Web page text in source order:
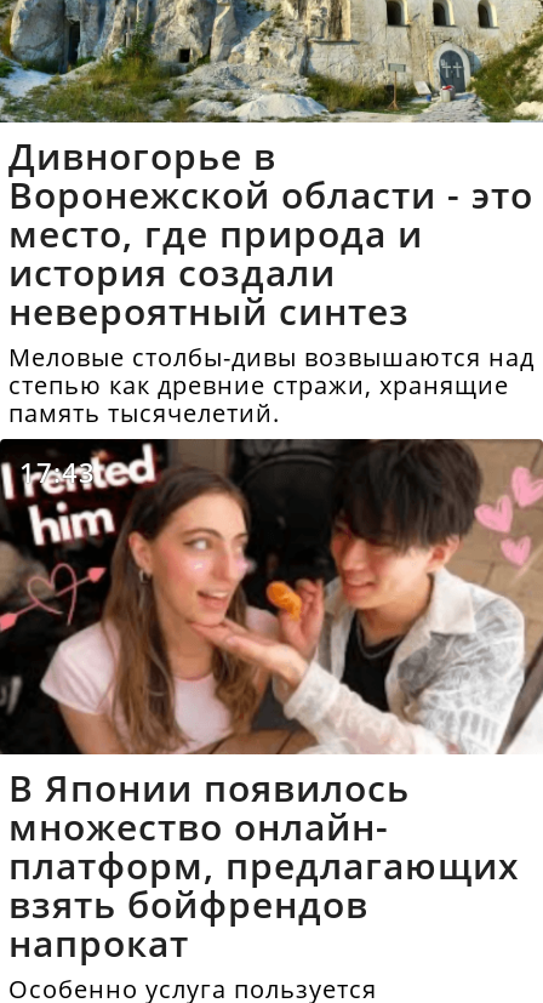
Дивногорье в
Воронежской области - это
место, где природа и
история создали
невероятный синтез
Меловые столбы-дивы возвышаются над
степью как древние стражи, хранящие
память тысячелетий.
17:43
В Японии появилось
множество онлайн-
платформ, предлагающих
взять бойфрендов
напрокат
Особенно услуга пользуется